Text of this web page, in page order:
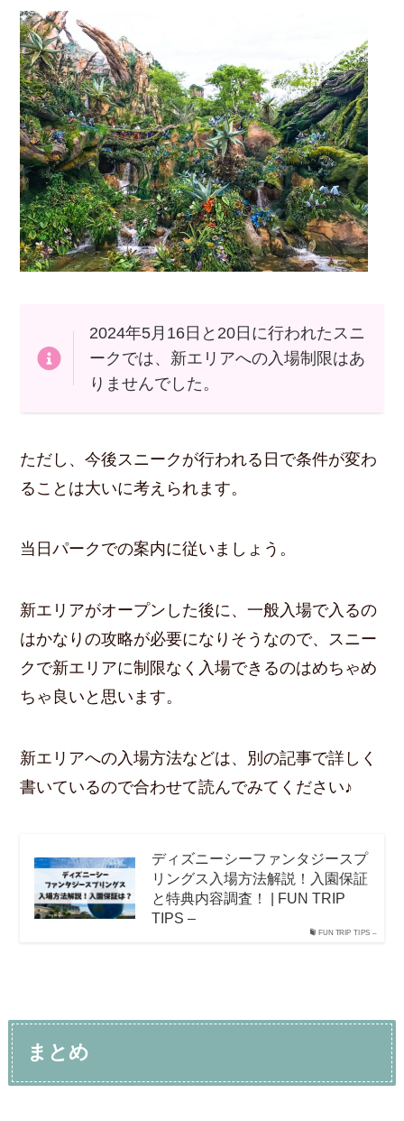
2024年5月16日と20日に行われたスニ
ークでは、新エリアへの入場制限はあ
りませんでした。
ただし、今後スニークが行われる日で条件が変わ
ることは大いに考えられます。
当日パークでの案内に従いましょう。
新エリアがオープンした後に、一般入場で入るの
はかなりの攻略が必要になりそうなので、スニー
クで新エリアに制限なく入場できるのはめちゃめ
ちゃ良いと思います。
新エリアへの入場方法などは、別の記事で詳しく
書いているので合わせて読んでみてください♪
FUN TRIP TIPS –
ディズニーシーファンタジースプ
リングス入場方法解説！入園保証
と特典内容調査！ | FUN TRIP
TIPS –
まとめ